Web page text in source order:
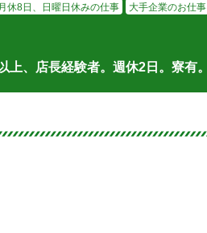
休8日、日曜日休みの仕事
大手企業のお仕事
、店長経験者。週休2日。寮有。